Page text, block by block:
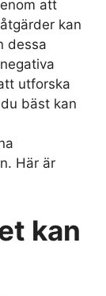
att
kan
dessa
utforska
bäst kan
Här är
kan